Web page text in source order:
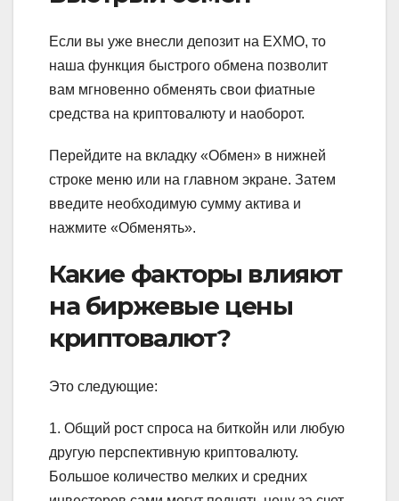
Если вы уже внесли депозит на EXMO, то
наша функция быстрого обмена позволит
вам мгновенно обменять свои фиатные
средства на криптовалюту и наоборот.
Перейдите на вкладку «Обмен» в нижней
строке меню или на главном экране. Затем
введите необходимую сумму актива и
нажмите «Обменять».
Какие факторы влияют
на биржевые цены
криптовалют?
Это следующие:
1. Общий рост спроса на биткойн или любую
другую перспективную криптовалюту.
Большое количество мелких и средних